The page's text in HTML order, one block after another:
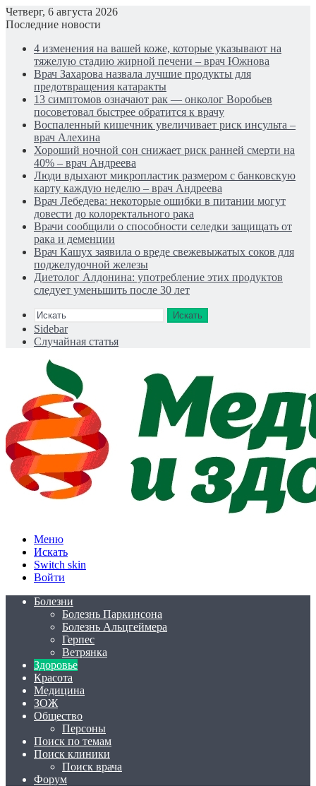
Четверг, 6 августа 2026
Последние новости
4 изменения на вашей коже, которые указывают на
тяжелую стадию жирной печени – врач Южнова
Врач Захарова назвала лучшие продукты для
предотвращения катаракты
13 симптомов означают рак — онколог Воробьев
посоветовал быстрее обратится к врачу
Воспаленный кишечник увеличивает риск инсульта –
врач Алехина
Хороший ночной сон снижает риск ранней смерти на
40% – врач Андреева
Люди вдыхают микропластик размером с банковскую
карту каждую неделю – врач Андреева
Врач Лебедева: некоторые ошибки в питании могут
довести до колоректального рака
Врачи сообщили о способности селедки защищать от
рака и деменции
Врач Кашух заявила о вреде свежевыжатых соков для
поджелудочной железы
Диетолог Алдонина: употребление этих продуктов
следует уменьшить после 30 лет
Искать
Sidebar
Случайная статья
Меню
Искать
Switch skin
Войти
Болезни
Болезнь Паркинсона
Болезнь Альцгеймера
Герпес
Ветрянка
Здоровье
Красота
Медицина
ЗОЖ
Общество
Персоны
Поиск по темам
Поиск клиники
Поиск врача
Форум